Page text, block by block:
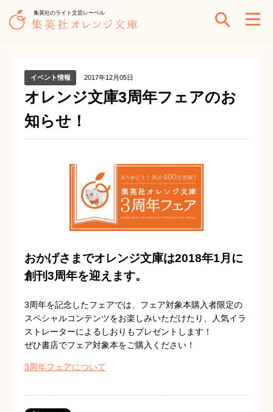
集英社のライト文芸レーベル
イベント情報 2017年12月05日
オレンジ文庫3周年フェアのお
知らせ！
おかげさまでオレンジ文庫は2018年1月に
創刊3周年を迎えます。
3周年を記念したフェアでは、フェア対象本購入者限定の
スペシャルコンテンツをお楽しみいただけたり、人気イラ
ストレーターによるしおりもプレゼントします！
ぜひ書店でフェア対象本をご購入ください！
3周年フェアについて